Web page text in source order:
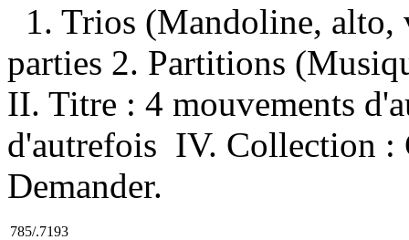
1. Trios (Mandoline,
parties 2. Partitions
II. Titre : 4 mouvements
d'autrefois IV. Collection :
Demander.
785/.7193